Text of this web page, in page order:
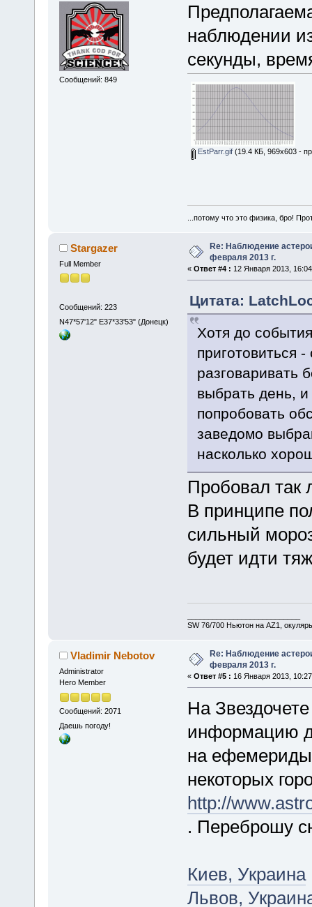
Сообщений: 849
наблюдении
секунды,
EstParr.gif(19.4 КБ, 969x603 -
...потому что это физика, бро!
Stargazer
Full Member
Сообщений: 223
N47*57'12" E37*33'53" (Донецк)
Re: Наблюдение
февраля 2013 г.
« Ответ #4 : 12 Января 2013,
Цитата:
Хотя до
приготовиться
разговаривать
выбрать день,
попробовать
заведомо
насколько
Пробовал так
В принципе
сильный
будет идти
SW 76/700 Ньютон на AZ1,
Vladimir Nebotov
Administrator
Hero Member
Сообщений: 2071
Даешь погоду!
Re: Наблюдение
февраля 2013 г.
« Ответ #5 : 16 Января 2013,
На
информацию
на ефемериды
некоторых
http://
. Переброшу
Киев, Украина
Львов,